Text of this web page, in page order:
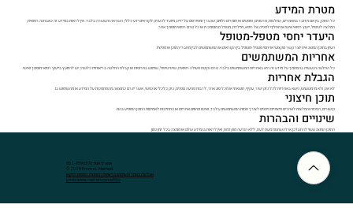
מטרת המידע
כל התוכן, בין אם מדובר במאמרים, המלצות, סרטונים, פוסטים או חומרים נלווים, שנערך ומפורסם על ידינו, מיועד להעניק לקוראים ידע כללי, השראה והעשרה בלבד. אין לראות במידע זה כאבחנה רפואית,
המלצה לטיפול, ייעוץ רפואי אישי או תחליף לפנייה אל רופא, מיילדת, מטפל.ת מוסמכ.ת או כל גורם רפואי מוסמך אחר.
היעדר יחסי מטפל-מטופל
העיון בתוכן המוצג אינו יוצר קשר מקצועי או יחסי מטפל-מטופל בין הקוראים או המשתמשים לבין מחברי התוכן או מפיציו.
אחריות המשתמשים
כל החלטה הנעשית בהסתמך על מידע זה היא באחריות המשתמשים בלבד. טרם נקיטת פעולה רפואית, שינוי טיפול, שימוש בתרופות או קבלת החלטה בריאותית כלשהי, יש להיוועץ בייעוץ רפואי מוסמך ואישי.
הגבלת אחריות
לא אנו, ולא מי מטעמנו, נישא באחריות לכל נזק ישיר, עקיף, תוצאתי או מכל סוג אחר, לרבות פגיעה גופנית, נזק כלכלי או נפשי, אשר ייגרם כתוצאה מהסתמכות על המידע או מהשימוש בו.
תוכן חיצוני
קישורים, הפניות והמלצות לאתרים חיצוניים ניתנים לצורך נוחות המשתמשים בלבד, ואינם מהווים אחריות או התחייבות לאמיתות התוכן המופיע בהם.
שינויים והבהרות
התוכן המוצג עשוי להתעדכן או להשתנות מעת לעת, ללא הודעה מוקדמת, ואין לראות בו מידע שלם או ממצה בכל זמן נתון.
אמה לי חמד 052-9596370
© 2025 Emma Li Hemed
הגלישה באתר והשימוש ברשימת התפוצה כפופים לתקנון
כללים והבהרות לגבי שימוש במידע